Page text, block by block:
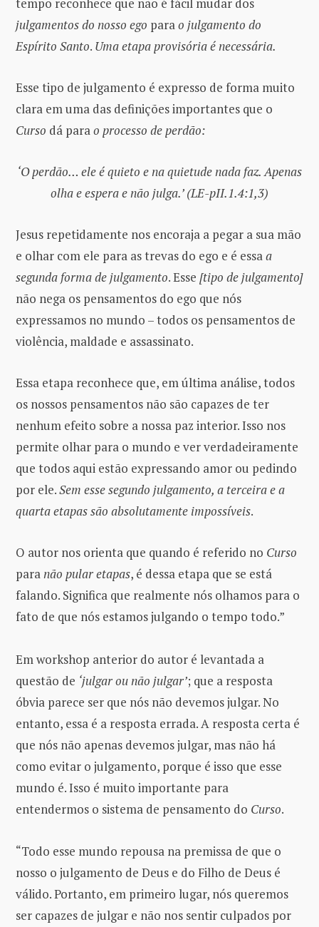
tempo reconhece que não é fácil mudar dos
julgamentos do nosso ego parao julgamento do
Espírito Santo. Uma etapa provisória é necessária.
Esse tipo de julgamento é expresso de forma muito
clara em uma das definições importantes que o
Curso dá parao processo de perdão:
‘O perdão… ele é quieto e na quietude nada faz. Apenas
olha e espera e não julga.’ (LE-pII.1.4:1,3)
Jesus repetidamente nos encoraja a pegar a sua mão
e olhar com ele para as trevas do ego e é essaa
segunda forma de julgamento. Esse [tipo de julgamento]
não nega os pensamentos do ego que nós
expressamos no mundo – todos os pensamentos de
violência, maldade e assassinato.
Essa etapa reconhece que, em última análise, todos
os nossos pensamentos não são capazes de ter
nenhum efeito sobre a nossa paz interior. Isso nos
permite olhar para o mundo e ver verdadeiramente
que todos aqui estão expressando amor ou pedindo
por ele.Sem esse segundo julgamento, a terceira e a
quarta etapas são absolutamente impossíveis.
O autor nos orienta que quando é referido no Curso
paranão pular etapas, é dessa etapa que se está
falando. Significa que realmente nós olhamos para o
fato de que nós estamos julgando o tempo todo.”
Em workshop anterior do autor é levantada a
questão de ‘julgar ou não julgar’; que a resposta
óbvia parece ser que nós não devemos julgar. No
entanto, essa é a resposta errada. A resposta certa é
que nós não apenas devemos julgar, mas não há
como evitar o julgamento, porque é isso que esse
mundo é. Isso é muito importante para
entendermos o sistema de pensamento do Curso.
“Todo esse mundo repousa na premissa de que o
nosso o julgamento de Deus e do Filho de Deus é
válido. Portanto, em primeiro lugar, nós queremos
ser capazes de julgar e não nos sentir culpados por